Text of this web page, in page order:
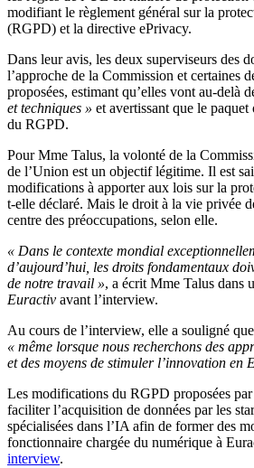
modifiant le règlement général sur la
(RGPD) et la directive ePrivacy.
Dans leur avis, les deux superviseurs des
l’approche de la Commission et certaines
proposées, estimant qu’elles vont au-delà
et techniques » et avertissant que le
du RGPD.
Pour Mme Talus, la volonté de la
de l’Union est un objectif légitime. Il est
modifications à apporter aux lois sur la
t-elle déclaré. Mais le droit à la vie privée
centre des préoccupations, selon elle.
« Dans le contexte mondial
d’aujourd’hui, les droits fondamentaux
de notre travail », a écrit Mme Talus dans
Euractiv avant l’interview.
Au cours de l’interview, elle a souligné
« même lorsque nous recherchons des
et des moyens de stimuler l’innovation en
Les modifications du RGPD proposées
faciliter l’acquisition de données par les
spécialisées dans l’IA afin de former des
fonctionnaire chargée du numérique à
interview.